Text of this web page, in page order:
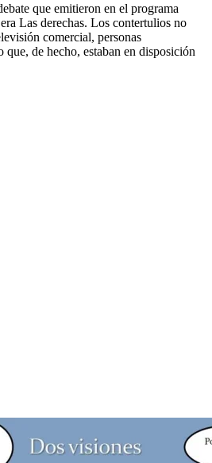
que emitieron en el programa
Las derechas. Los contertulios no
comercial, personas
que, de hecho, estaban en disposición